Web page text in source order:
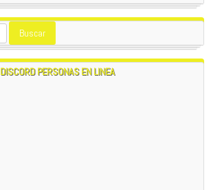
DISCORD PERSONAS EN LINEA